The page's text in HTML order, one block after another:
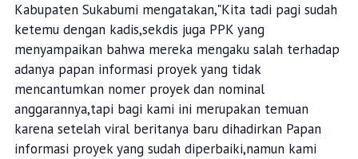
Kabupaten Sukabumi mengatakan,"Kita tadi pagi sudah
ketemu dengan kadis,sekdis juga PPK yang
menyampaikan bahwa mereka mengaku salah terhadap
adanya papan informasi proyek yang tidak
mencantumkan nomer proyek dan nominal
anggarannya,tapi bagi kami ini merupakan temuan
karena setelah viral beritanya baru dihadirkan Papan
informasi proyek yang sudah diperbaiki,namun kami